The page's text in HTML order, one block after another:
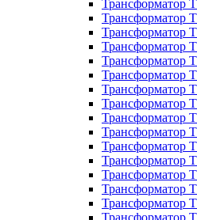
Трансформатор
Трансформатор
Трансформатор
Трансформатор
Трансформатор
Трансформатор
Трансформатор
Трансформатор
Трансформатор
Трансформатор
Трансформатор
Трансформатор
Трансформатор
Трансформатор
Трансформатор
Трансформатор